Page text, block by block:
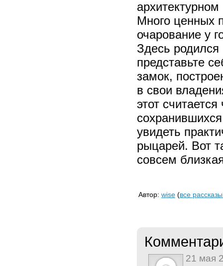
Много ценных
очарование у
Здесь
представьте
замок,
в свои
этот
увидеть
рыцарей. Вот
совсем
Автор: wise (все
21 мая